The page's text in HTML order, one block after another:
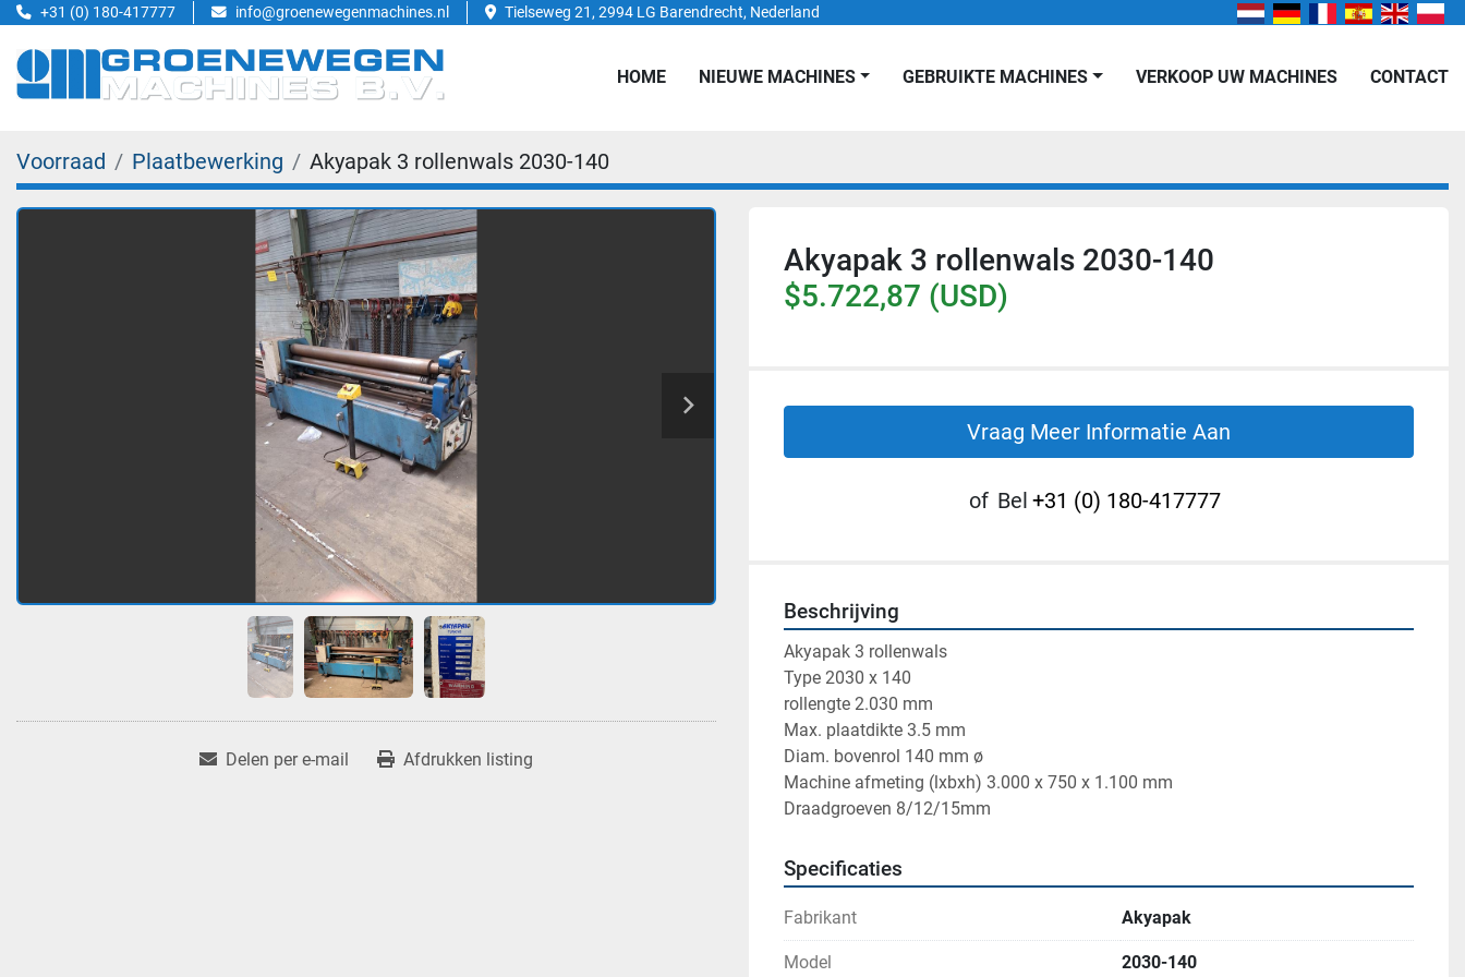
+31 (0) 180-417777 info@groenewegenmachines.nl Tielseweg 21, 2994 LG Barendrecht, Nederland
HOME NIEUWE MACHINES GEBRUIKTE MACHINES VERKOOP UW MACHINES CONTACT
Voorraad Plaatbewerking Akyapak 3 rollenwals 2030-140
Delen per e-mail Afdrukken listing
Akyapak 3 rollenwals 2030-140
$5.722,87 (USD)
Vraag Meer Informatie Aan
of Bel +31 (0) 180-417777
Beschrijving
Akyapak 3 rollenwals
Type 2030 x 140
rollengte 2.030 mm
Max. plaatdikte 3.5 mm
Diam. bovenrol 140 mm ø
Machine afmeting (lxbxh) 3.000 x 750 x 1.100 mm
Draadgroeven 8/12/15mm
Specificaties
Fabrikant Akyapak
Model 2030-140